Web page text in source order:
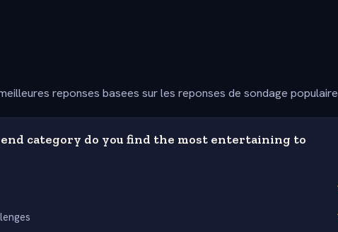
reponses basees sur les reponses de sondage
category do you find the most entertaining to